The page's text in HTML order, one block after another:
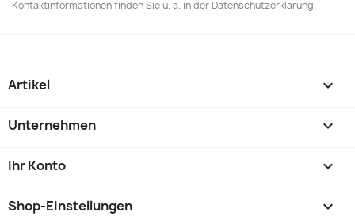
Kontaktinformationen finden Sie u. a. in der Datenschutzerklärung.
Artikel 
Unternehmen 
Ihr Konto 
Shop-Einstellungen keyboard_arrow_down